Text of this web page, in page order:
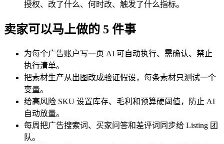
授权、改了什么、何时改、触发了什么指标。
卖家可以马上做的 5 件事
为每个广告账户写一页 AI 可自动执行、需确认、禁止
执行清单。
把素材生产从出图改成验证假设，每条素材只测试一个
变量。
给高风险 SKU 设置库存、毛利和预算硬阈值，防止 AI
自动放量。
每周把广告搜索词、买家问答和差评词同步给 Listing 团
队。